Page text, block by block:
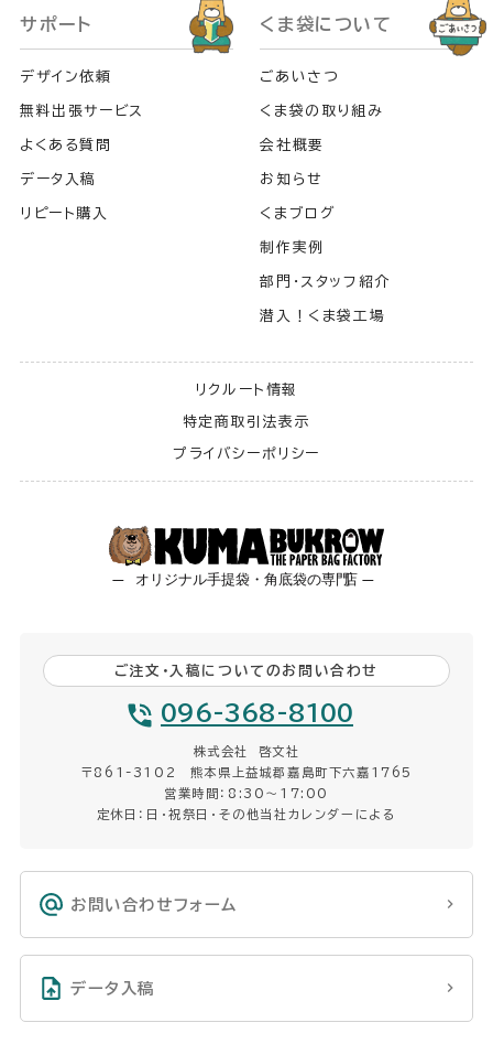
ご注文・入稿についてのお問い合わせ
096-368-8100
株式会社 啓文社
〒861-3102 熊本県上益城郡嘉島町下六嘉1765
営業時間：8:30〜17:00
定休日：日・祝祭日・その他当社カレンダーによる
お問い合わせフォーム
データ入稿
サポート
デザイン依頼
無料出張サービス
よくある質問
データ入稿
リピート購入
くま袋について
ごあいさつ
くま袋の取り組み
会社概要
お知らせ
くまブログ
制作実例
部門・スタッフ紹介
潜入！くま袋工場
リクルート情報
特定商取引法表示
プライバシーポリシー